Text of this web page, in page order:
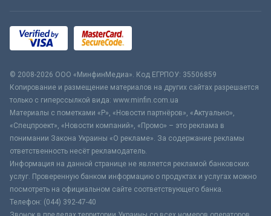
© 2008-2026 ООО «МинфинМедиа». Код ЕГРПОУ: 35506859
Копирование и размещение материалов на других сайтах разрешается
только с гиперссылкой вида: www.minfin.com.ua
Материалы с пометками «Р», «Новости партнёров», «Актуально»,
«Спецпроект», «Новости компаний», «Промо» – это реклама в
понимании Закона Украины «О рекламе». За содержание рекламы
ответственность несёт рекламодатель.
Информация на данной странице не является рекламой банковских
услуг. Проверенную банком информацию о продуктах и услугах можно
посмотреть на официальном сайте соответствующего банка.
Телефон: (044) 392-47-40